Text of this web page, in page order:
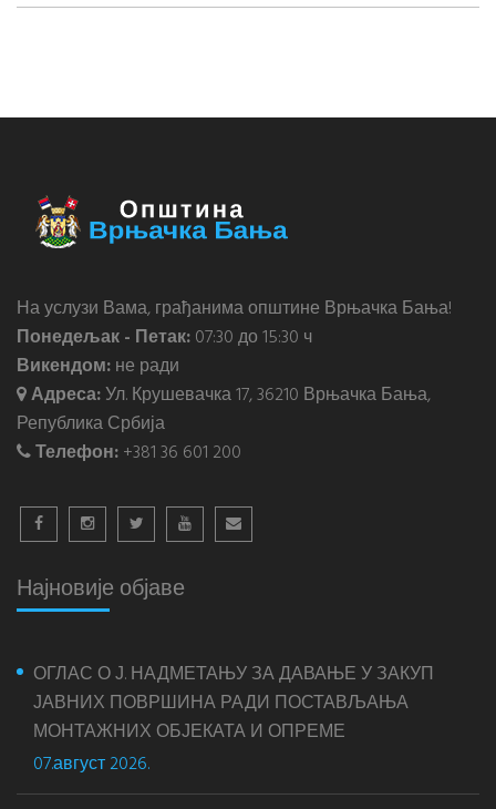
На услузи Вама, грађанима општине Врњачка Бања!
Понедељак - Петак:07:30 до 15:30 ч
Викендом:не ради
Адреса:Ул. Крушевачка 17, 36210 Врњачка Бања,
Република Србија
Телефон:+381 36 601 200
Најновије објаве
ОГЛАС О Ј. НАДМЕТАЊУ ЗА ДАВАЊЕ У ЗАКУП
ЈАВНИХ ПОВРШИНА РАДИ ПОСТАВЉАЊА
МОНТАЖНИХ ОБЈЕКАТА И ОПРЕМЕ
07.август 2026.